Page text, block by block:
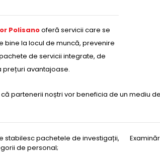
Polisanooferă servicii care se
la locul de muncă, prevenire
de servicii integrate, de
prețuri avantajoase.
partenerii noștri vor beneficia de un mediu
stabilesc pachetele de investigații,
de personal;